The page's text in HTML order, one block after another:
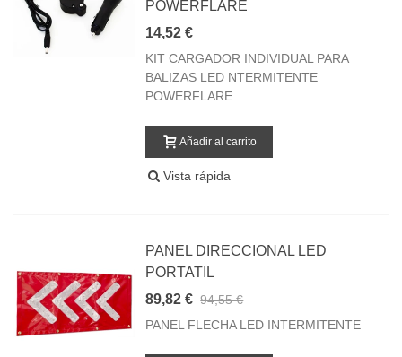
POWERFLARE
14,52 €
KIT CARGADOR INDIVIDUAL PARA
BALIZAS LED NTERMITENTE
POWERFLARE
Añadir al carrito
Vista rápida
PANEL DIRECCIONAL LED
PORTATIL
89,82 € 94,55 €
PANEL FLECHA LED INTERMITENTE